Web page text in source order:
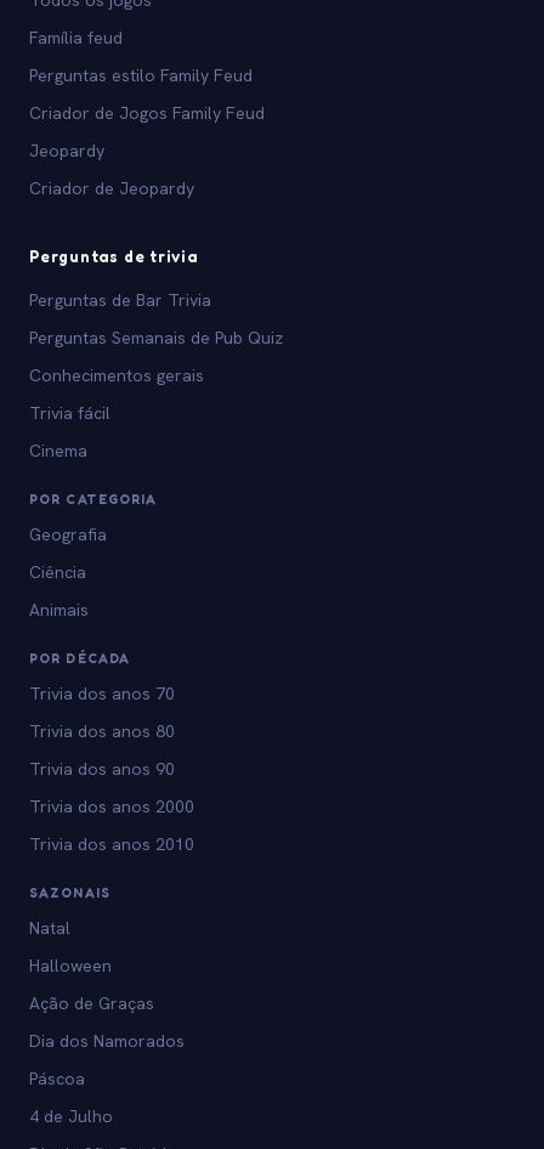
Família feud
Perguntas estilo Family Feud
Criador de Jogos Family Feud
Jeopardy
Criador de Jeopardy
Perguntas de trivia
Perguntas de Bar Trivia
Perguntas Semanais de Pub Quiz
Conhecimentos gerais
Trivia fácil
Cinema
POR CATEGORIA
Geografia
Ciência
Animais
POR DÉCADA
Trivia dos anos 70
Trivia dos anos 80
Trivia dos anos 90
Trivia dos anos 2000
Trivia dos anos 2010
SAZONAIS
Natal
Halloween
Ação de Graças
Dia dos Namorados
Páscoa
4 de Julho